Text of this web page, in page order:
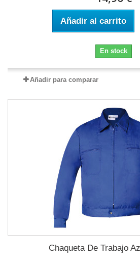
Añadir al carrito
En stock
Añadir para comparar
Chaqueta De Trabajo